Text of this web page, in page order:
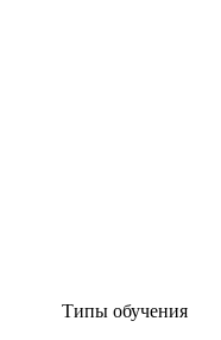
Типы обучения